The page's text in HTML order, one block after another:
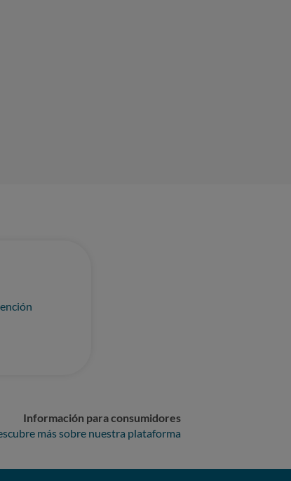
Información para consumidores
más sobre nuestra plataforma